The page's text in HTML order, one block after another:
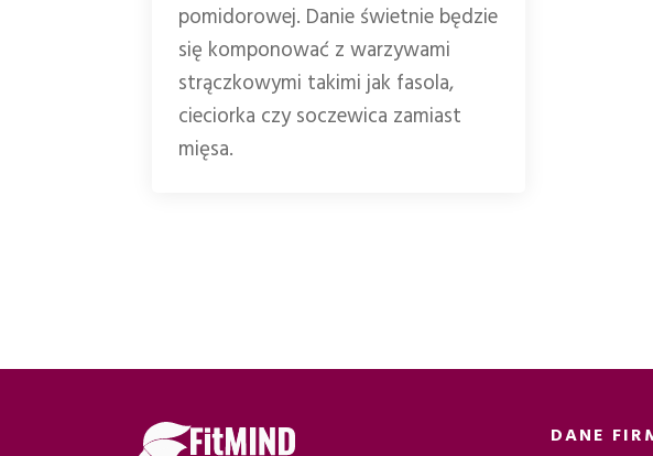
pomidorowej. Danie świetnie będzie
się komponować z warzywami
strączkowymi takimi jak fasola,
cieciorka czy soczewica zamiast
mięsa.
DANE